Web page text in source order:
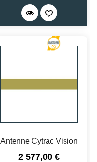
Antenne Cytrac Vision
Prix
2 577,00 €